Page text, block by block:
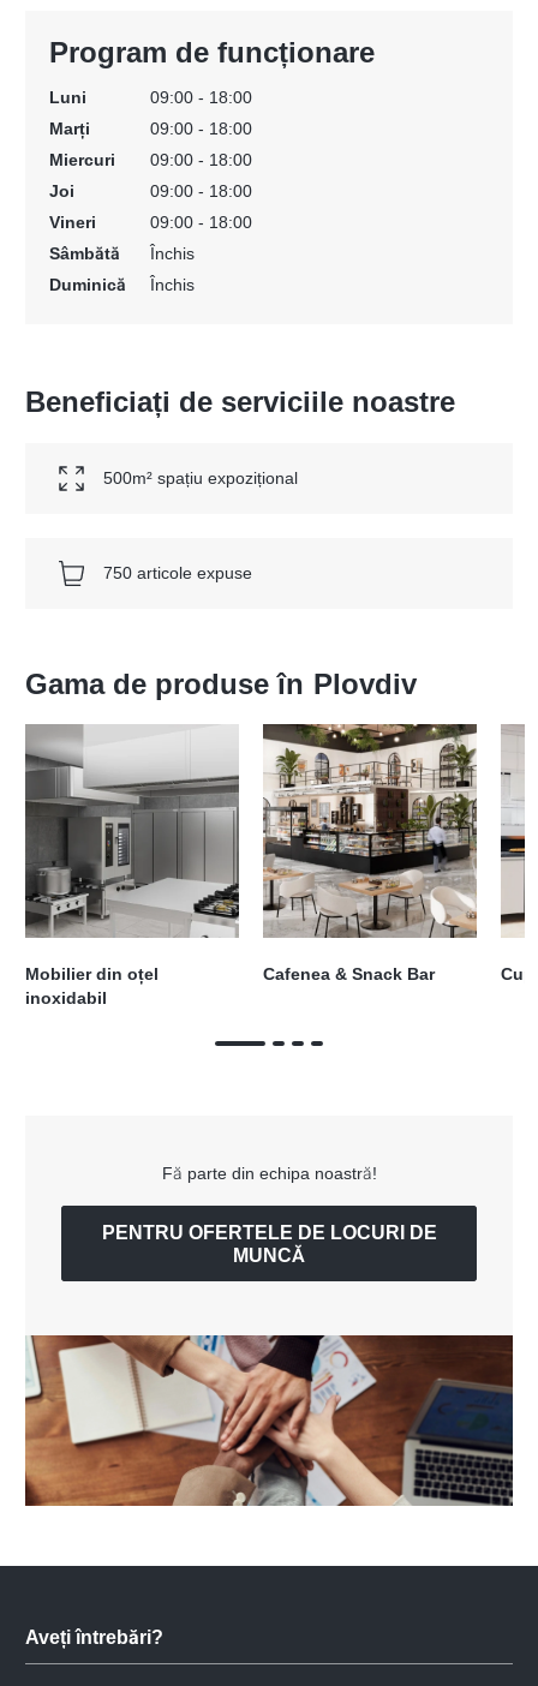
Program de funcționare
Luni
09:00 - 18:00
Marți
09:00 - 18:00
Miercuri
09:00 - 18:00
Joi
09:00 - 18:00
Vineri
09:00 - 18:00
Sâmbătă
Închis
Duminică
Închis
Beneficiați de serviciile noastre
500m² spațiu expozițional
750 articole expuse
Gama de produse în Plovdiv
Mobilier din oțel
inoxidabil
Cafenea & Snack Bar
Fă parte din echipa noastră!
PENTRU OFERTELE DE LOCURI DE
MUNCĂ
Aveți întrebări?